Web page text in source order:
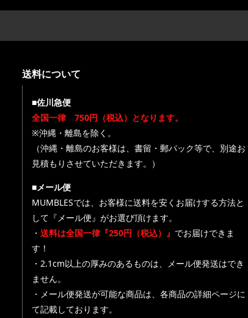
送料について
■佐川急便
全国一律 750円（税込）となります。
※沖縄・離島を除く。
（沖縄・離島のお客様は、書留・郵パック等で、別途お
見積もりさせていただきます。）
■メール便
MUMBLESでは、お客様に送料を安くお届けする方法と
して『メール便』がお選び頂けます。
・ 送料は全国一律『250円（税込）』 でお届けできま
す！
・2.1cm以上の厚みのあるものは、メール便発送はでき
ません。
・メール便発送が可能な商品は、各商品の詳細ページに
て記載しております。